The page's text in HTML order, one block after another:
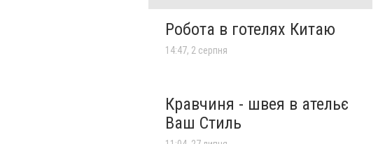
Робота в готелях Китаю
14:47, 2 серпня
Кравчиня - швея в ательє
Ваш Стиль